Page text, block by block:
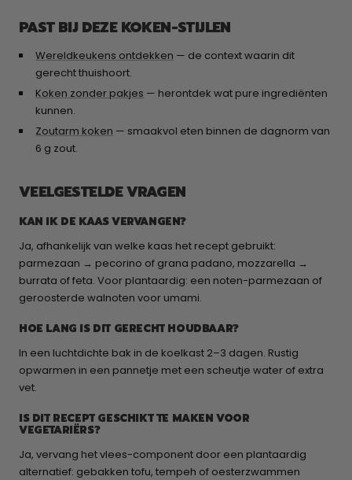
PAST BIJ DEZE KOKEN-STIJLEN
Wereldkeukens ontdekken — de context waarin dit
gerecht thuishoort.
Koken zonder pakjes — herontdek wat pure ingrediënten
kunnen.
Zoutarm koken — smaakvol eten binnen de dagnorm van
6 g zout.
VEELGESTELDE VRAGEN
KAN IK DE KAAS VERVANGEN?
Ja, afhankelijk van welke kaas het recept gebruikt:
parmezaan → pecorino of grana padano, mozzarella →
burrata of feta. Voor plantaardig: een noten-parmezaan of
geroosterde walnoten voor umami.
HOE LANG IS DIT GERECHT HOUDBAAR?
In een luchtdichte bak in de koelkast 2–3 dagen. Rustig
opwarmen in een pannetje met een scheutje water of extra
vet.
IS DIT RECEPT GESCHIKT TE MAKEN VOOR
VEGETARIËRS?
Ja, vervang het vlees-component door een plantaardig
alternatief: gebakken tofu, tempeh of oesterzwammen